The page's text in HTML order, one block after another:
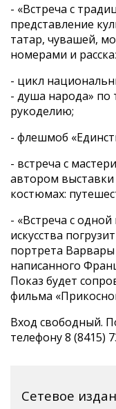
- «Встреча с
представление
татар, чувашей,
номерами и
- цикл
- душа народа»
рукоделию;
- флешмоб
- встреча с
автором
костюмах:
- «Встреча с
искусства
портрета
написанного
Показ будет
фильма
Вход свободный.
телефону 8 (8415)
Сетевое